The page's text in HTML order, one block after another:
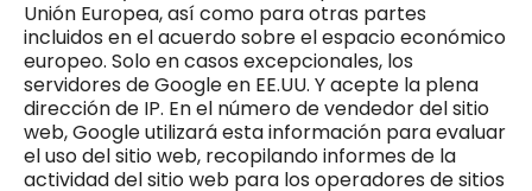
Unión Europea, así como para otras partes
incluidos en el acuerdo sobre el espacio económico
europeo. Solo en casos excepcionales, los
servidores de Google en EE.UU. Y acepte la plena
dirección de IP. En el número de vendedor del sitio
web, Google utilizará esta información para evaluar
el uso del sitio web, recopilando informes de la
actividad del sitio web para los operadores de sitios